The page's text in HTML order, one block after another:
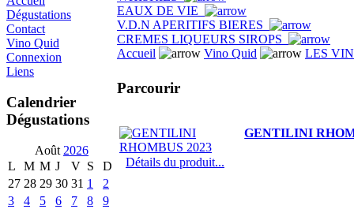
Dégustations
Contact
Vino Quid
Connexion
Liens
Calendrier
Dégustations
Août 2026
L
M M J V S
D
27 28 29 30 31 1
2
3
4 5 6 7 8
9
EAUX DE VIE
V.D.N APERITIFS BIERES
CREMES LIQUEURS SIROPS
Accueil
Vino Quid LES
Parcourir
GENTILINI
Détails du produit...